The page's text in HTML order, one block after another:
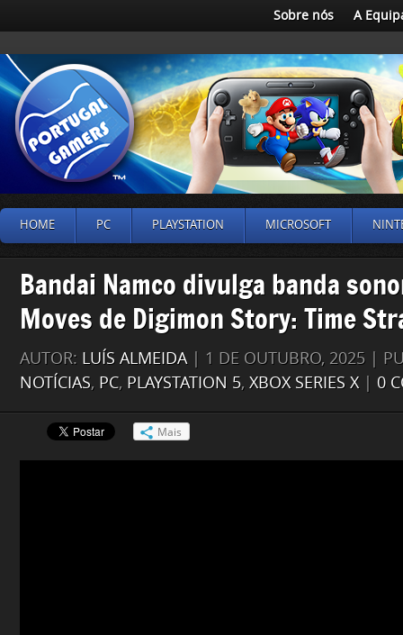
Sobre nós A
HOME PC PLAYSTATION MICROSOFT
Bandai Namco divulga banda
Moves de Digimon Story: Time
AUTOR: LUÍS ALMEIDA| 1 DE OUTUBRO, 2025 |
NOTÍCIAS, PC, PLAYSTATION 5, XBOX SERIES X| 0
Mais